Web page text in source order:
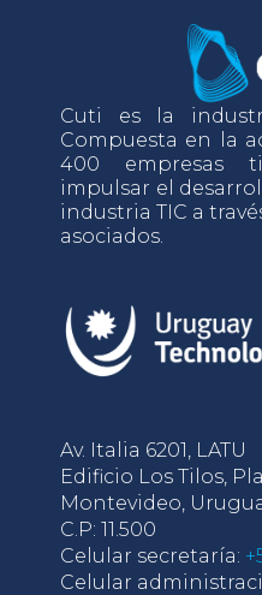
Cuti es la
Compuesta en la
400 empresas
impulsar el
industria TIC a
asociados.
Av. Italia 6201, LATU
Edificio Los Tilos,
Montevideo,
C.P: 11.500
Celular secretaría:
Celular